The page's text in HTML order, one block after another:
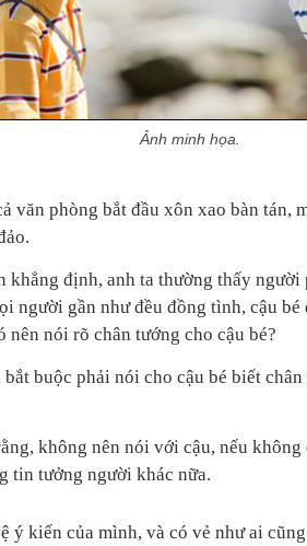
Ảnh minh họa.
văn phòng bắt đầu xôn xao bàn tán,
khẳng định, anh ta thường thấy người
người gần như đều đồng tình, cậu
nên nói rõ chân tướng cho cậu bé?
buộc phải nói cho cậu bé biết
không nên nói với cậu, nếu không
tin tưởng người khác nữa.
ý kiến của mình, và có vẻ như ai